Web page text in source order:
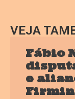
VEJA
Fábio
e